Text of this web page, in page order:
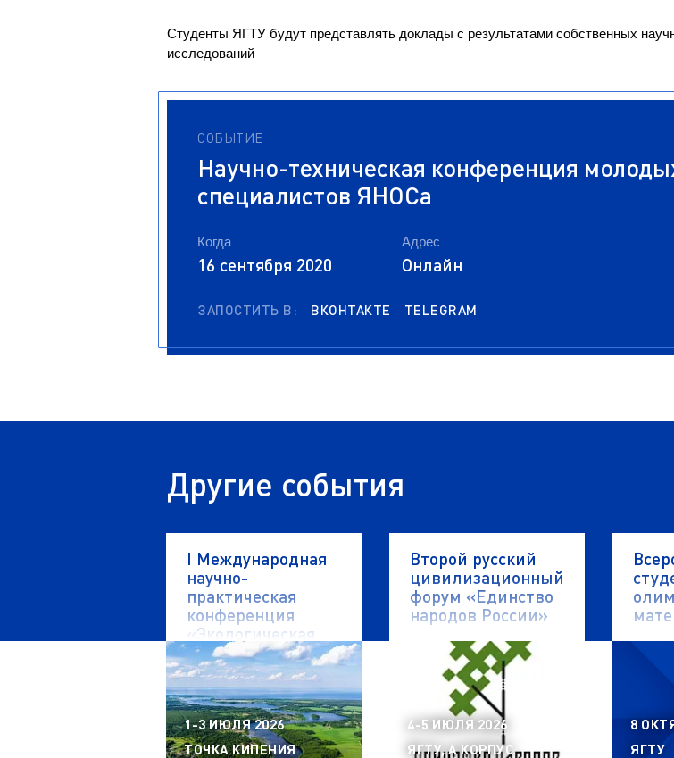
Стандарты оформления работ
Расписание занятий
Регламент поступления.
Научно-
Наука
Студенты ЯГТУ будут представлять доклады с результатами собственных
исследований
СОБЫТИЕ
Научно-техническая конференция
специалистов ЯНОСа
Когда
16 сентября 2020
Адрес
Онлайн
ЗАПОСТИТЬ В: ВКОНТАКТЕ TELEGRAM
Другие события
I Международная
научно-
практическая
конференция
«Экологическая
безопасность
водных объектов»
1-3 ИЮЛЯ 2026
ТОЧКА КИПЕНИЯ
Второй русский
цивилизационный
форум «Единство
народов России»
4-5 ИЮЛЯ 2026
ЯГТУ, А КОРПУС
8
ЯГТУ